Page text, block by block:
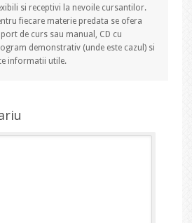
si receptivi la nevoile cursantilor.
fiecare materie predata se ofera
de curs sau manual, CD cu
demonstrativ (unde este cazul) si
informatii utile.